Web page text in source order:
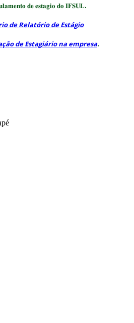
𝐝𝐞 𝐞𝐬𝐭𝐚𝐠𝐢𝐨 𝐝𝐨 𝐈𝐅𝐒𝐔𝐋.
de Relatório de Estágio
de Estagiário na empresa.